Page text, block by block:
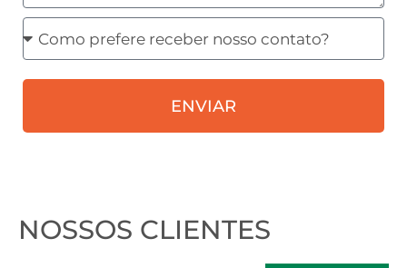
Como
prefere
receber
contato?
ENVIAR
NOSSOS CLIENTES